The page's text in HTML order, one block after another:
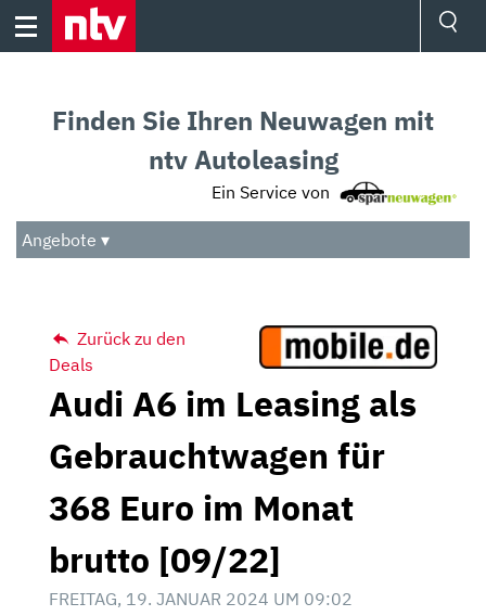
Skip
Audio
Das Beste
Finden Sie Ihren Neuwagen mit
ntv Autoleasing
Ein Service von
Angebote ▾
Zurück zu den
Deals
Audi A6 im Leasing als
Gebrauchtwagen für
368 Euro im Monat
brutto [09/22]
FREITAG, 19. JANUAR 2024 UM 09:02